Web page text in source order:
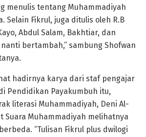
menulis tentang Muhammadiyah
Selain Fikrul, juga ditulis oleh R.B
Abdul Salam, Bakhtiar, dan
bertambah,” sambung Shofwan
hadirnya karya dari staf pengajar
Pendidikan Payakumbuh itu,
literasi Muhammadiyah, Deni Al-
Suara Muhammadiyah melihatnya
“Tulisan Fikrul plus dwilogi